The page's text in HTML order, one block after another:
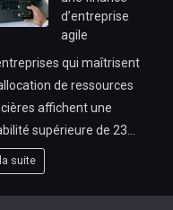
d’entreprise
agile
qui maîtrisent
de ressources
affichent une
supérieure de 23…
suite